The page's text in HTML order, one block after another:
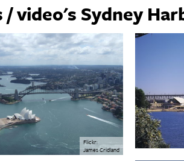
/ video's Sydney
Flickr:
James Cridland